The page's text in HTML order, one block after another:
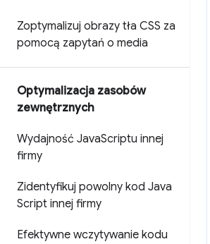
Zoptymalizuj obrazy tła CSS za
pomocą zapytań o media
Optymalizacja zasobów
zewnętrznych
Wydajność JavaScriptu innej
firmy
Zidentyfikuj powolny kod Java
Script innej firmy
Efektywne wczytywanie kodu